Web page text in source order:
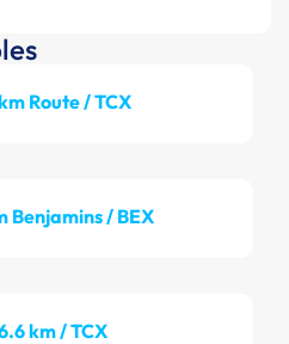
Route / TCX
Benjamins / BEX
km / TCX